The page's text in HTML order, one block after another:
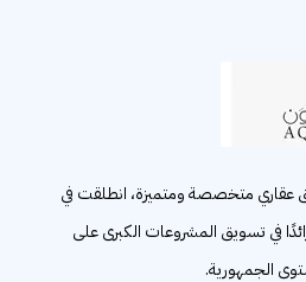
عقاري متخصصة ومتميزة، انطلقت في
رائدًا في تسويق المشروعات الكبرى على
الجمهورية.